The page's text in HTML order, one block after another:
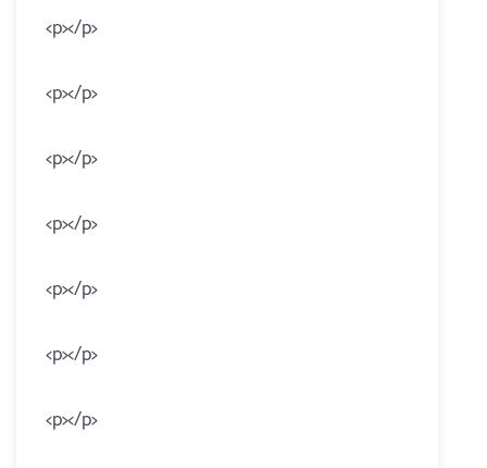
<p></p>
<p></p>
<p></p>
<p></p>
<p></p>
<p></p>
<p></p>